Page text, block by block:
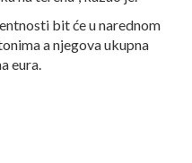
bit će u narednom
a njegova ukupna
eura.